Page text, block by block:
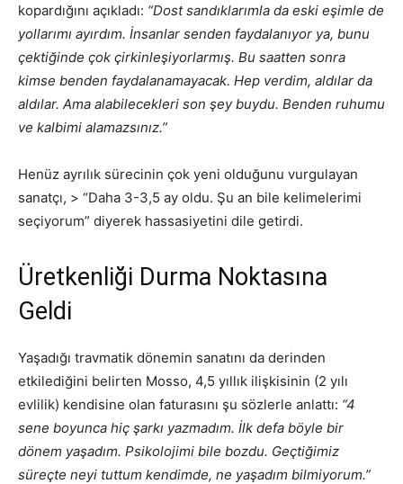
kopardığını açıkladı: “Dost sandıklarımla da eski eşimle de
yollarımı ayırdım. İnsanlar senden faydalanıyor ya, bunu
çektiğinde çok çirkinleşiyorlarmış. Bu saatten sonra
kimse benden faydalanamayacak. Hep verdim, aldılar da
aldılar. Ama alabilecekleri son şey buydu. Benden ruhumu
ve kalbimi alamazsınız.”
Henüz ayrılık sürecinin çok yeni olduğunu vurgulayan
sanatçı, > “Daha 3-3,5 ay oldu. Şu an bile kelimelerimi
seçiyorum” diyerek hassasiyetini dile getirdi.
Üretkenliği Durma Noktasına
Geldi
Yaşadığı travmatik dönemin sanatını da derinden
etkilediğini belirten Mosso, 4,5 yıllık ilişkisinin (2 yılı
evlilik) kendisine olan faturasını şu sözlerle anlattı: “4
sene boyunca hiç şarkı yazmadım. İlk defa böyle bir
dönem yaşadım. Psikolojimi bile bozdu. Geçtiğimiz
süreçte neyi tuttum kendimde, ne yaşadım bilmiyorum.”